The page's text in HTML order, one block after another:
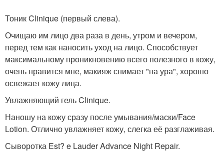
Тоник Clinique (первый слева).
Очищаю им лицо два раза в день, утром и вечером,
перед тем как наносить уход на лицо. Способствует
максимальному проникновению всего полезного в кожу,
очень нравится мне, макияж снимает "на ура", хорошо
освежает кожу лица.
Увлажняющий гель Clinique.
Наношу на кожу сразу после умывания/маски/Face
Lotion. Отлично увлажняет кожу, слегка её разглаживая.
Сыворотка Est? e Lauder Advance Night Repair.